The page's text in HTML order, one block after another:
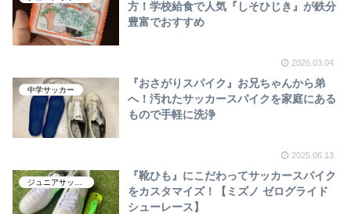
方！学校給食で人気『しそひじき』が鉄分
豊富でおすすめ
2026.03.04
中学サッカー
『おさがりスパイク』お兄ちゃんから弟
へ！汚れたサッカースパイクを家庭にある
もので手軽に洗浄
2025.06.13
『靴ひも』にこだわってサッカースパイク
をカスタマイズ！【ミズノ ゼログライド
シューレース】